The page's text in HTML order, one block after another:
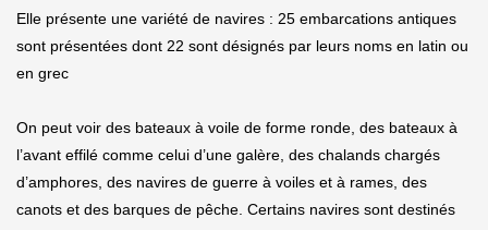
Elle présente une variété de navires : 25 embarcations antiques
sont présentées dont 22 sont désignés par leurs noms en latin ou
en grec
On peut voir des bateaux à voile de forme ronde, des bateaux à
l’avant effilé comme celui d’une galère, des chalands chargés
d’amphores, des navires de guerre à voiles et à rames, des
canots et des barques de pêche. Certains navires sont destinés